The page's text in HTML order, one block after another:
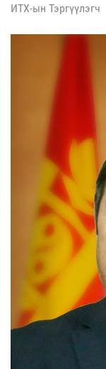
ИТХ-ын Тэргүүлэгч